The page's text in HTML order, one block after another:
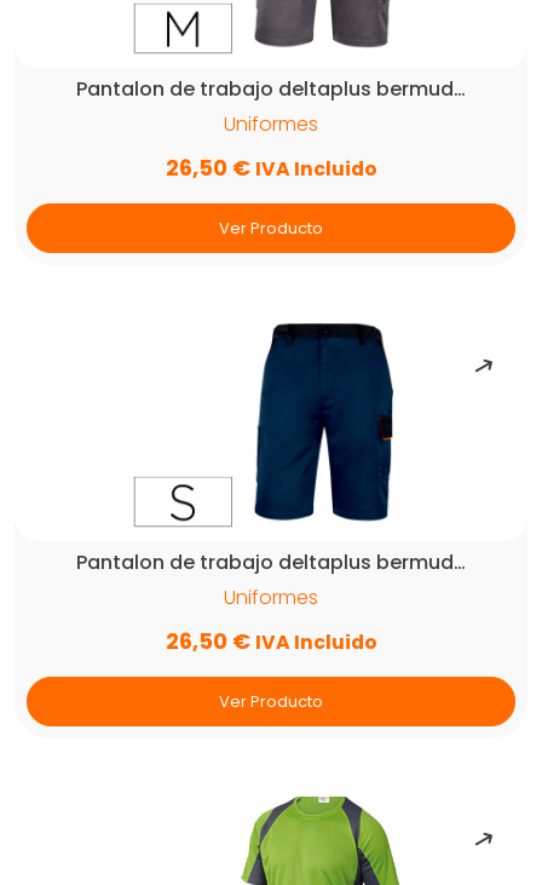
Pantalon de trabajo deltaplus bermud…
Uniformes
26,50 € IVA Incluido
Ver Producto
Pantalon de trabajo deltaplus bermud…
Uniformes
26,50 € IVA Incluido
Ver Producto